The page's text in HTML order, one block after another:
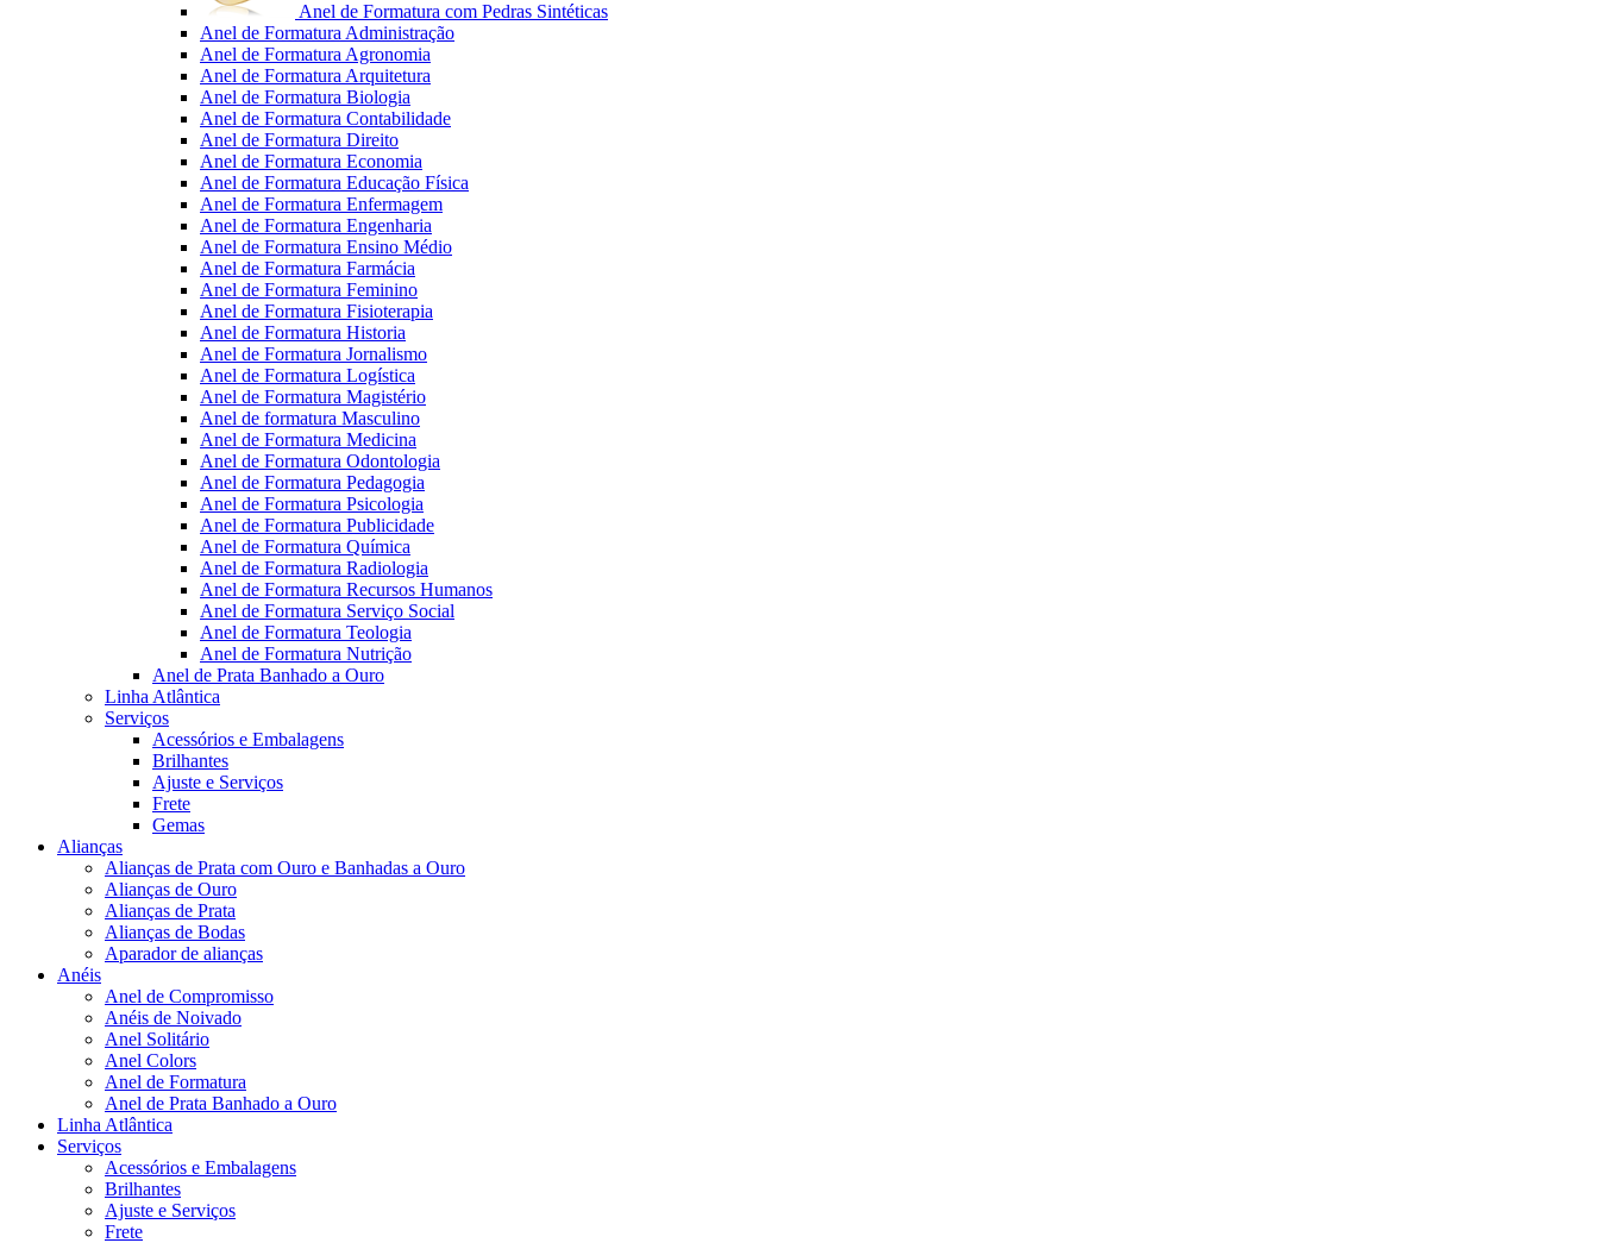
Anel de Formatura com Pedras Sintéticas
Anel de Formatura Administração
Anel de Formatura Agronomia
Anel de Formatura Arquitetura
Anel de Formatura Biologia
Anel de Formatura Contabilidade
Anel de Formatura Direito
Anel de Formatura Economia
Anel de Formatura Educação Física
Anel de Formatura Enfermagem
Anel de Formatura Engenharia
Anel de Formatura Ensino Médio
Anel de Formatura Farmácia
Anel de Formatura Feminino
Anel de Formatura Fisioterapia
Anel de Formatura Historia
Anel de Formatura Jornalismo
Anel de Formatura Logística
Anel de Formatura Magistério
Anel de formatura Masculino
Anel de Formatura Medicina
Anel de Formatura Odontologia
Anel de Formatura Pedagogia
Anel de Formatura Psicologia
Anel de Formatura Publicidade
Anel de Formatura Química
Anel de Formatura Radiologia
Anel de Formatura Recursos Humanos
Anel de Formatura Serviço Social
Anel de Formatura Teologia
Anel de Formatura Nutrição
Anel de Prata Banhado a Ouro
Linha Atlântica
Serviços
Acessórios e Embalagens
Brilhantes
Ajuste e Serviços
Frete
Gemas
Alianças
Alianças de Prata com Ouro e Banhadas a Ouro
Alianças de Ouro
Alianças de Prata
Alianças de Bodas
Aparador de alianças
Anéis
Anel de Compromisso
Anéis de Noivado
Anel Solitário
Anel Colors
Anel de Formatura
Anel de Prata Banhado a Ouro
Linha Atlântica
Serviços
Acessórios e Embalagens
Brilhantes
Ajuste e Serviços
Frete